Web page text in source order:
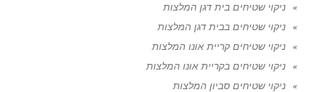
ניקוי שטיחים בית דגן המלצות
ניקוי שטיחים בבית דגן המלצות
ניקוי שטיחים קריית אונו המלצות
ניקוי שטיחים בקריית אונו המלצות
ניקוי שטיחים סביון המלצות